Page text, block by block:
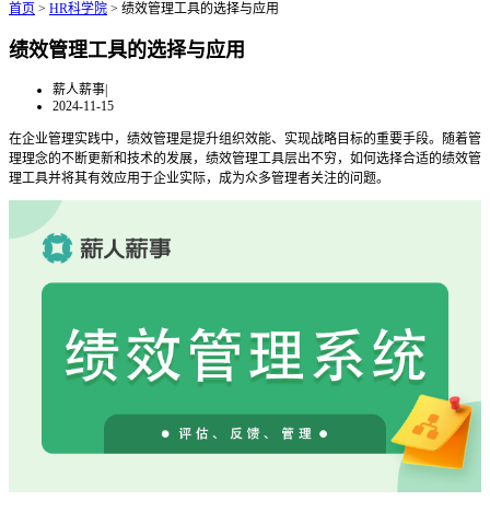
首页 > HR科学院 > 绩效管理工具的选择与应用
绩效管理工具的选择与应用
薪人薪事|
2024-11-15
在企业管理实践中，绩效管理是提升组织效能、实现战略目标的重要手段。随着管
理理念的不断更新和技术的发展，绩效管理工具层出不穷，如何选择合适的绩效管
理工具并将其有效应用于企业实际，成为众多管理者关注的问题。